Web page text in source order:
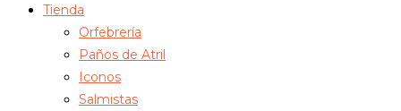
Tienda
Orfebrería
Paños de Atril
Iconos
Salmistas